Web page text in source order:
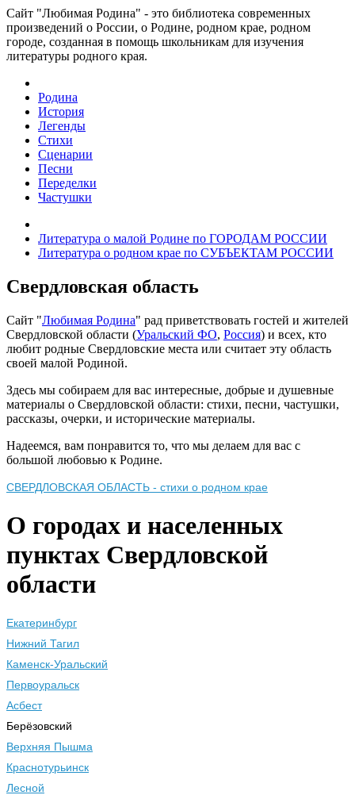
Сайт "Любимая Родина" - это библиотека современных
произведений о России, о Родине, родном крае, родном
городе, созданная в помощь школьникам для изучения
литературы родного края.
Родина
История
Легенды
Стихи
Сценарии
Песни
Переделки
Частушки
Литература о малой Родине по ГОРОДАМ РОССИИ
Литература о родном крае по СУБЪЕКТАМ РОССИИ
Свердловская область
Сайт "Любимая Родина" рад приветствовать гостей и жителей
Свердловской области (Уральский ФО, Россия) и всех, кто
любит родные Свердловские места или считает эту область
своей малой Родиной.
Здесь мы собираем для вас интересные, добрые и душевные
материалы о Свердловской области: стихи, песни, частушки,
рассказы, очерки, и исторические материалы.
Надеемся, вам понравится то, что мы делаем для вас с
большой любовью к Родине.
СВЕРДЛОВСКАЯ ОБЛАСТЬ - стихи о родном крае
О городах и населенных
пунктах Свердловской
области
Екатеринбург
Нижний Тагил
Каменск-Уральский
Первоуральск
Асбест
Берёзовский
Верхняя Пышма
Краснотурьинск
Лесной